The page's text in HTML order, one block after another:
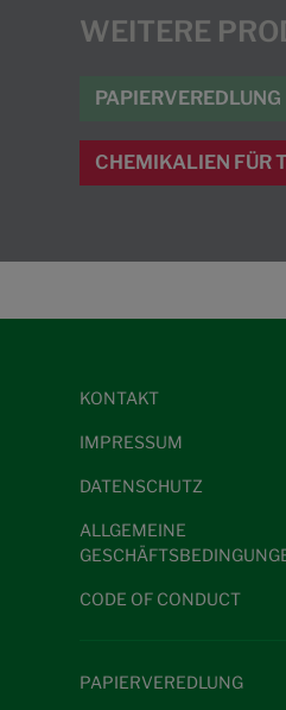
WEITERE
PAPIERVEREDLUNG
CHEMIKALIEN FÜR
KONTAKT
IMPRESSUM
DATENSCHUTZ
ALLGEMEINE
CODE OF CONDUCT
PAPIERVEREDLUNG